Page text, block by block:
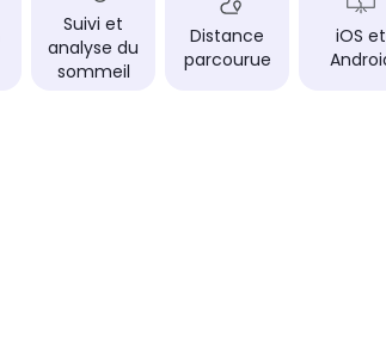
Suivi et
analyse du
sommeil
Distance
parcourue
iOS et